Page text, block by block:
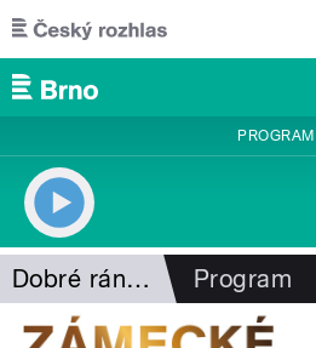
Přejít k hlavnímu obsahu
PROGRAM
Dobré ráno s ČRo Brno Program